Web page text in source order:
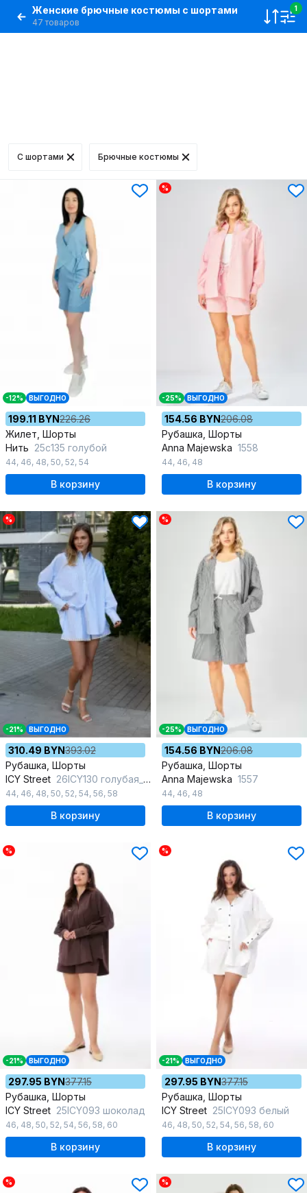
Женские брючные костюмы с шортами
47 товаров
1
C шортами Брючные костюмы
-12% ВЫГОДНО
199.11 BYN226.26
Жилет, Шорты
Нить 25с135 голубой
44, 46, 48, 50, 52, 54
В корзину
%
-25% ВЫГОДНО
154.56 BYN206.08
Рубашка, Шорты
Anna Majewska 1558
44, 46, 48
В корзину
%
-21% ВЫГОДНО
310.49 BYN393.02
Рубашка, Шорты
ICY Street 26ICY130 голубая_полоска
44, 46, 48, 50, 52, 54, 56, 58
В корзину
%
-25% ВЫГОДНО
154.56 BYN206.08
Рубашка, Шорты
Anna Majewska 1557
44, 46, 48
В корзину
%
-21% ВЫГОДНО
297.95 BYN377.15
Рубашка, Шорты
ICY Street 25ICY093 шоколад
46, 48, 50, 52, 54, 56, 58, 60
В корзину
%
-21% ВЫГОДНО
297.95 BYN377.15
Рубашка, Шорты
ICY Street 25ICY093 белый
46, 48, 50, 52, 54, 56, 58, 60
В корзину
% %